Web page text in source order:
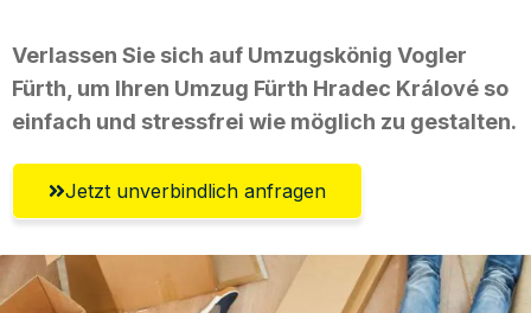
Verlassen Sie sich auf Umzugskönig Vogler
Fürth, um Ihren Umzug Fürth Hradec Králové so
einfach und stressfrei wie möglich zu gestalten.
Jetzt unverbindlich anfragen